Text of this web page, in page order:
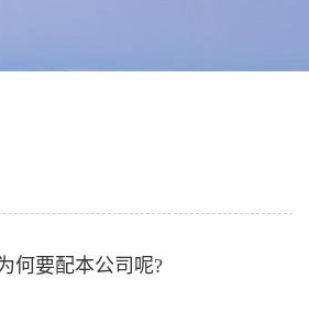
何要配本公司呢?